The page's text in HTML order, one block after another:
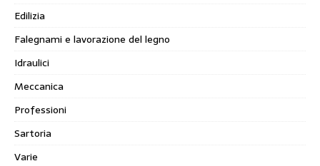
Edilizia
Falegnami e lavorazione del legno
Idraulici
Meccanica
Professioni
Sartoria
Varie